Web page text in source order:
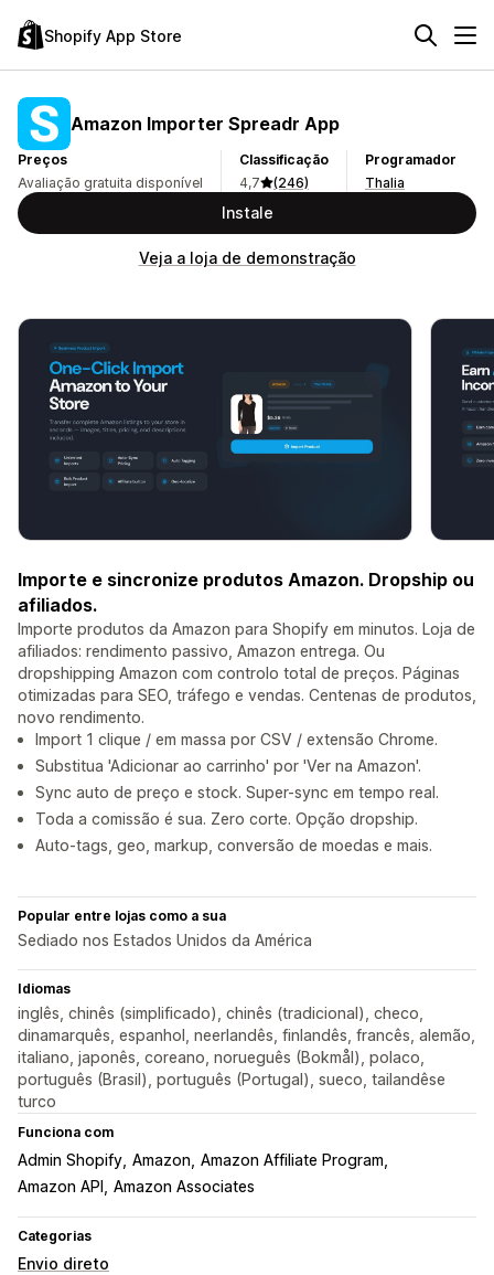
Shopify App Store
Amazon Importer Spreadr App
Preços
Avaliação gratuita disponível
Classificação
4,7
(246)
Programador
Thalia
Instale
Veja a loja de demonstração
Importe e sincronize produtos Amazon. Dropship ou
afiliados.
Importe produtos da Amazon para Shopify em minutos. Loja de
afiliados: rendimento passivo, Amazon entrega. Ou
dropshipping Amazon com controlo total de preços. Páginas
otimizadas para SEO, tráfego e vendas. Centenas de produtos,
novo rendimento.
Import 1 clique / em massa por CSV / extensão Chrome.
Substitua 'Adicionar ao carrinho' por 'Ver na Amazon'.
Sync auto de preço e stock. Super-sync em tempo real.
Toda a comissão é sua. Zero corte. Opção dropship.
Auto-tags, geo, markup, conversão de moedas e mais.
Popular entre lojas como a sua
Sediado nos Estados Unidos da América
Idiomas
inglês, chinês (simplificado), chinês (tradicional), checo,
dinamarquês, espanhol, neerlandês, finlandês, francês, alemão,
italiano, japonês, coreano, norueguês (Bokmål), polaco,
português (Brasil), português (Portugal), sueco, tailandêse
turco
Funciona com
Admin Shopify Amazon Amazon Affiliate Program
Amazon API
Amazon Associates
Categorias
Envio direto